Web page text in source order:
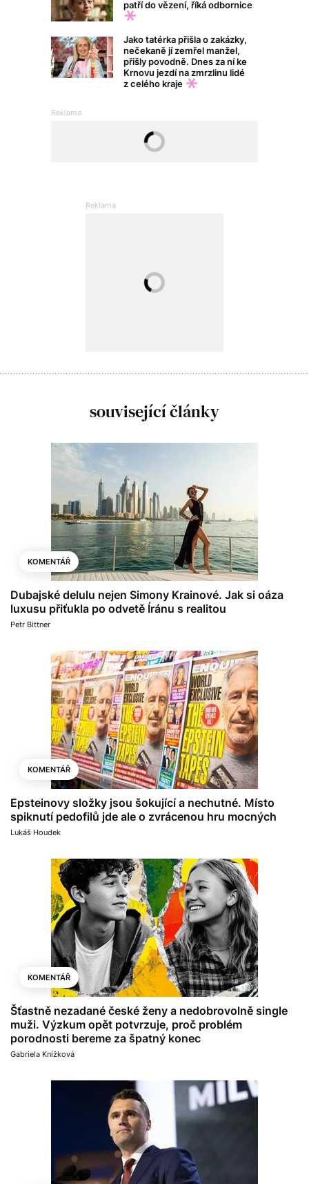
patří do vězení, říká odbornice
Jako tatérka přišla o zakázky,
nečekaně jí zemřel manžel,
přišly povodně. Dnes za ní ke
Krnovu jezdí na zmrzlinu lidé
z celého kraje
související články
KOMENTÁŘ
Dubajské delulu nejen Simony Krainové. Jak si oáza
luxusu přiťukla po odvetě Íránu s realitou
Petr Bittner
KOMENTÁŘ
Epsteinovy složky jsou šokující a nechutné. Místo
spiknutí pedofilů jde ale o zvrácenou hru mocných
Lukáš Houdek
KOMENTÁŘ
Šťastně nezadané české ženy a nedobrovolně single
muži. Výzkum opět potvrzuje, proč problém
porodnosti bereme za špatný konec
Gabriela Knížková